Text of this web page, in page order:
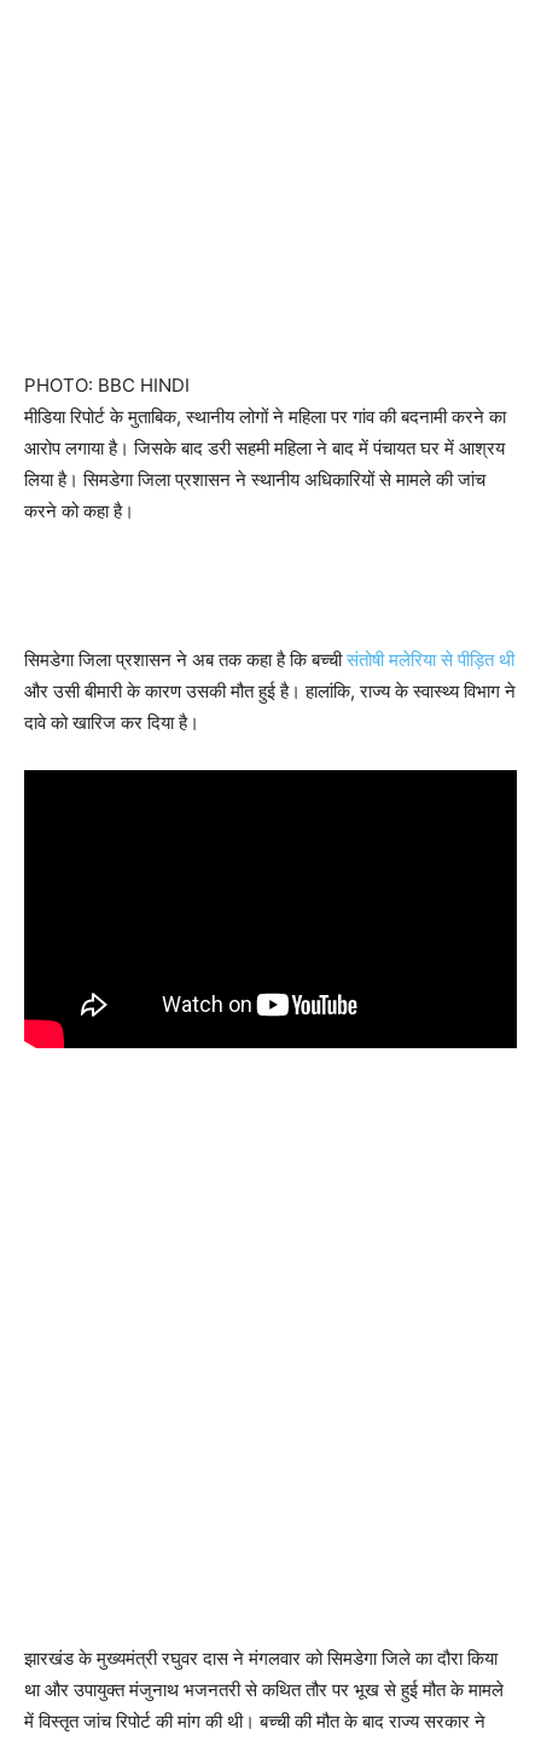
PHOTO: BBC HINDI
मीडिया रिपोर्ट के मुताबिक, स्थानीय लोगों ने महिला पर गांव की बदनामी करने का
आरोप लगाया है। जिसके बाद डरी सहमी महिला ने बाद में पंचायत घर में आश्रय
लिया है। सिमडेगा जिला प्रशासन ने स्थानीय अधिकारियों से मामले की जांच
करने को कहा है।
सिमडेगा जिला प्रशासन ने अब तक कहा है कि बच्चीसंतोषी मलेरिया से पीड़ित थी
और उसी बीमारी के कारण उसकी मौत हुई है। हालांकि, राज्य के स्वास्थ्य विभाग ने
दावे को खारिज कर दिया है।
झारखंड के मुख्यमंत्री रघुवर दास ने मंगलवार को सिमडेगा जिले का दौरा किया
था और उपायुक्त मंजुनाथ भजनतरी से कथित तौर पर भूख से हुई मौत के मामले
में विस्तृत जांच रिपोर्ट की मांग की थी। बच्ची की मौत के बाद राज्य सरकार ने